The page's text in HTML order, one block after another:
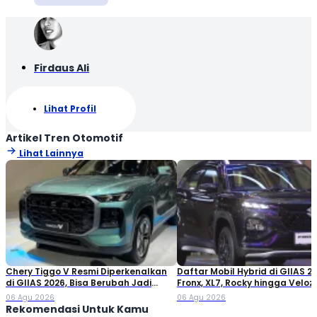
Firdaus Ali
Lihat Profil
Artikel Tren Otomotif
Lihat Lainnya
Chery Tiggo V Resmi Diperkenalkan
di GIIAS 2026, Bisa Berubah Jadi
Double Cabin
06 Agu 2026
Daftar Mobil Hybrid di GIIAS
Fronx, XL7, Rocky hingga Veloz!
06 Agu 2026
Rekomendasi Untuk Kamu